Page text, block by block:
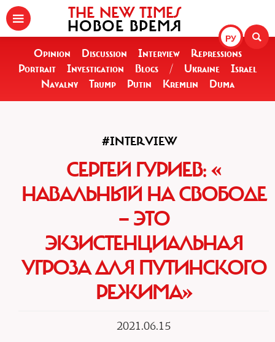
РУ
THE NEW TIMES
НОВОЕ ВРЕМЯ
Opinion Discussion Interview
Repressions
Portrait
Investigation Blogs / Ukraine
Israel
Navalny
Trump Putin Kremlin Duma
#INTERVIEW
СЕРГЕЙ ГУРИЕВ: «
НАВАЛЬНЫЙ НА СВОБОДЕ
— ЭТО
ЭКЗИСТЕНЦИАЛЬНАЯ
УГРОЗА ДЛЯ ПУТИНСКОГО
РЕЖИМА»
2021.06.15